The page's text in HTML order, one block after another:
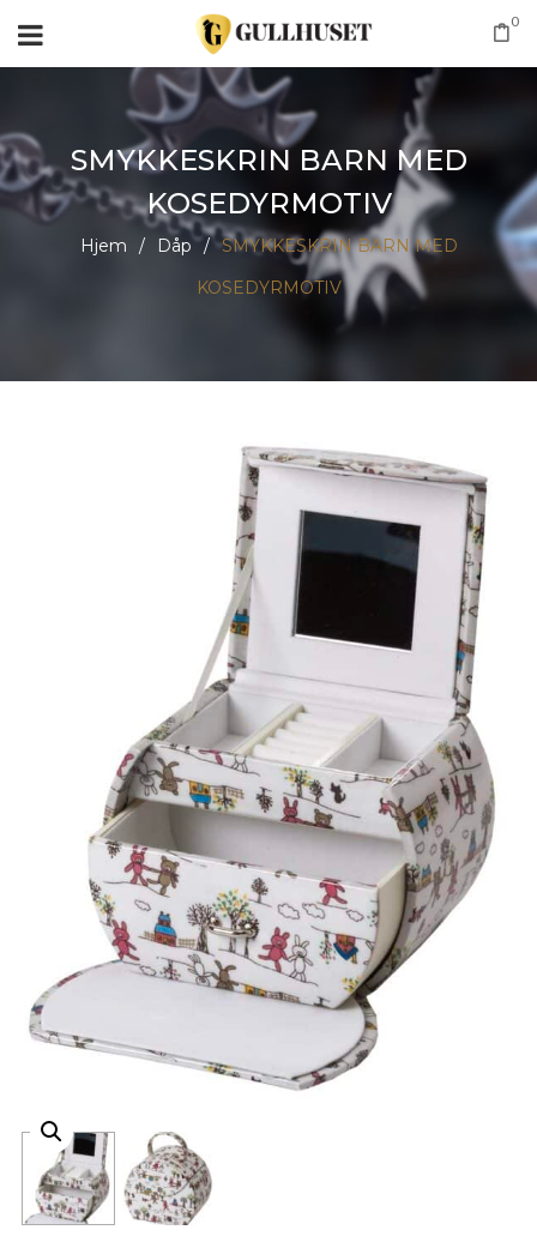
0
SMYKKESKRIN BARN MED
KOSEDYRMOTIV
Hjem / Dåp / SMYKKESKRIN BARN MED
KOSEDYRMOTIV